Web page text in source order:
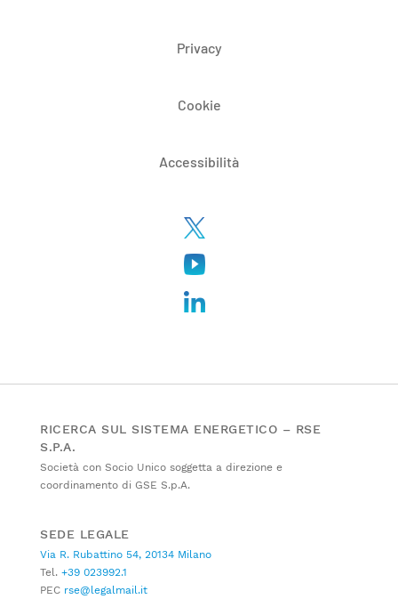
Privacy
Cookie
Accessibilità
RICERCA SUL SISTEMA ENERGETICO – RSE
S.P.A.
Società con Socio Unico soggetta a direzione e
coordinamento di GSE S.p.A.
SEDE LEGALE
Via R. Rubattino 54, 20134 Milano
Tel. +39 023992.1
PEC rse@legalmail.it